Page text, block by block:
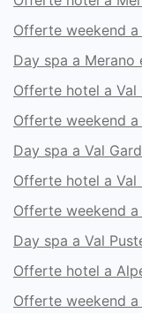
Offerte weekend
Day spa a Merano
Offerte hotel a Val
Offerte weekend a
Day spa a Val
Offerte hotel a Val
Offerte weekend a
Day spa a Val
Offerte hotel a
Offerte weekend